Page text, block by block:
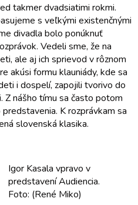
takmer dvadsiatimi rokmi.
s veľkými existenčnými
divadla bolo ponúknuť
Vedeli sme, že na
ale aj ich sprievod v rôznom
akúsi formu klauniády, kde sa
i dospelí, zapojili tvorivo do
Z nášho tímu sa často potom
K rozprávkam sa
slovenská klasika.
Igor Kasala vpravo v
predstavení Audiencia.
Foto: (René Miko)